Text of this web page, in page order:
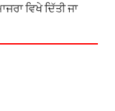
ਵਿਖੇ ਦਿੱਤੀ ਜਾ